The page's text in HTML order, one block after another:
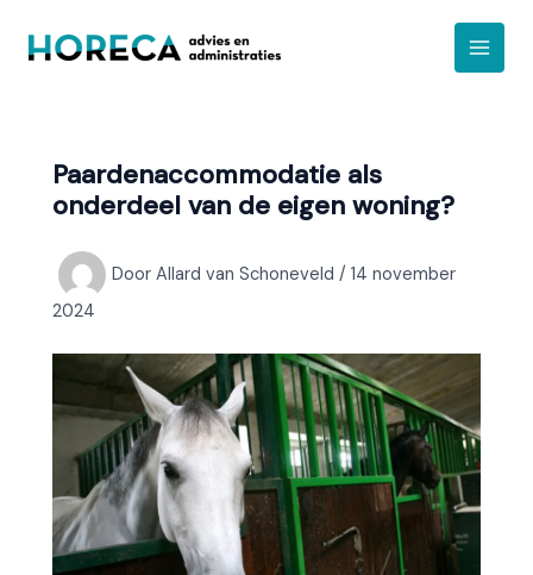
naar
Paardenaccommodatie als
onderdeel van de eigen woning?
Door Allard van Schoneveld / 14 november
2024